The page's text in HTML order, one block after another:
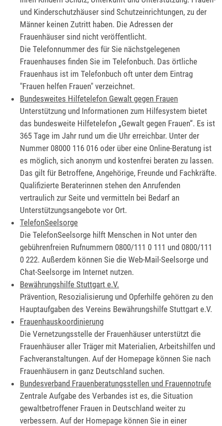
und Kinderschutzhäuser sind Schutzeinrichtungen, zu der
Männer keinen Zutritt haben. Die Adressen der
Frauenhäuser sind nicht veröffentlicht.
Die Telefonnummer des für Sie nächstgelegenen
Frauenhauses finden Sie im Telefonbuch. Das örtliche
Frauenhaus ist im Telefonbuch oft unter dem Eintrag
"Frauen helfen Frauen" verzeichnet.
Bundesweites Hilfetelefon Gewalt gegen Frauen
Unterstützung und Informationen zum Hilfesystem bietet
das bundesweite Hilfetelefon „Gewalt gegen Frauen“. Es ist
365 Tage im Jahr rund um die Uhr erreichbar. Unter der
Nummer 08000 116 016 oder über eine Online-Beratung ist
es möglich, sich anonym und kostenfrei beraten zu lassen.
Das gilt für Betroffene, Angehörige, Freunde und Fachkräfte.
Qualifizierte Beraterinnen stehen den Anrufenden
vertraulich zur Seite und vermitteln bei Bedarf an
Unterstützungsangebote vor Ort.
TelefonSeelsorge
Die TelefonSeelsorge hilft Menschen in Not unter den
gebührenfreien Rufnummern 0800/111 0 111 und 0800/111
0 222. Außerdem können Sie die Web-Mail-Seelsorge und
Chat-Seelsorge im Internet nutzen.
Bewährungshilfe Stuttgart e.V.
Prävention, Resozialisierung und Opferhilfe gehören zu den
Hauptaufgaben des Vereins Bewährungshilfe Stuttgart e.V.
Frauenhauskoordinierung
Die Vernetzungsstelle der Frauenhäuser unterstützt die
Frauenhäuser aller Träger mit Materialien, Arbeitshilfen und
Fachveranstaltungen. Auf der Homepage können Sie nach
Frauenhäusern in ganz Deutschland suchen.
Bundesverband Frauenberatungsstellen und Frauennotrufe
Zentrale Aufgabe des Verbandes ist es, die Situation
gewaltbetroffener Frauen in Deutschland weiter zu
verbessern. Auf der Homepage können Sie in einer